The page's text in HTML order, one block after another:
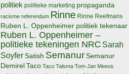
politiek politieke marketing propaganda
racisme referendum Rinne Rinne Reefmans
Ruben L. Oppenheimer politiek tekenaar
Ruben L. Oppenheimer –
politieke tekeningen NRC Sarah
Soyfer Satish SemanurSemanur
DemirelTaco Taco Talsma Tom-Jan Meeus